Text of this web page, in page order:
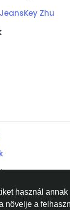
használ annak
növelje a
Black Ops 7
you can buy
anywhere
fast delivery,
JeansKey Zhu